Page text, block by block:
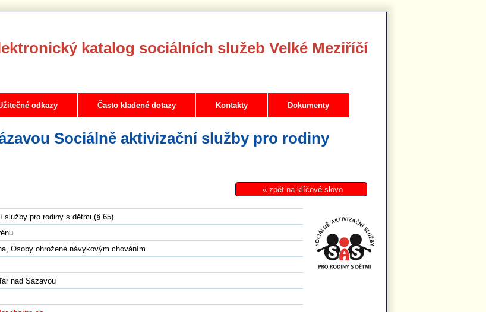
katalog sociálních služeb Velké Meziříčí
odkazy Často kladené dotazy Kontakty Dokumenty
Sociálně aktivizační služby pro rodiny
služby pro rodiny s dětmi (§ 65)
Osoby ohrožené návykovým chováním
nad Sázavou